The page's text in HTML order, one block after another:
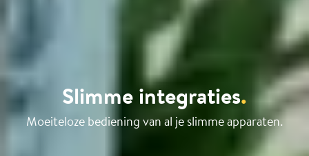
Slimme integraties.
Moeiteloze bediening van al je slimme apparaten.